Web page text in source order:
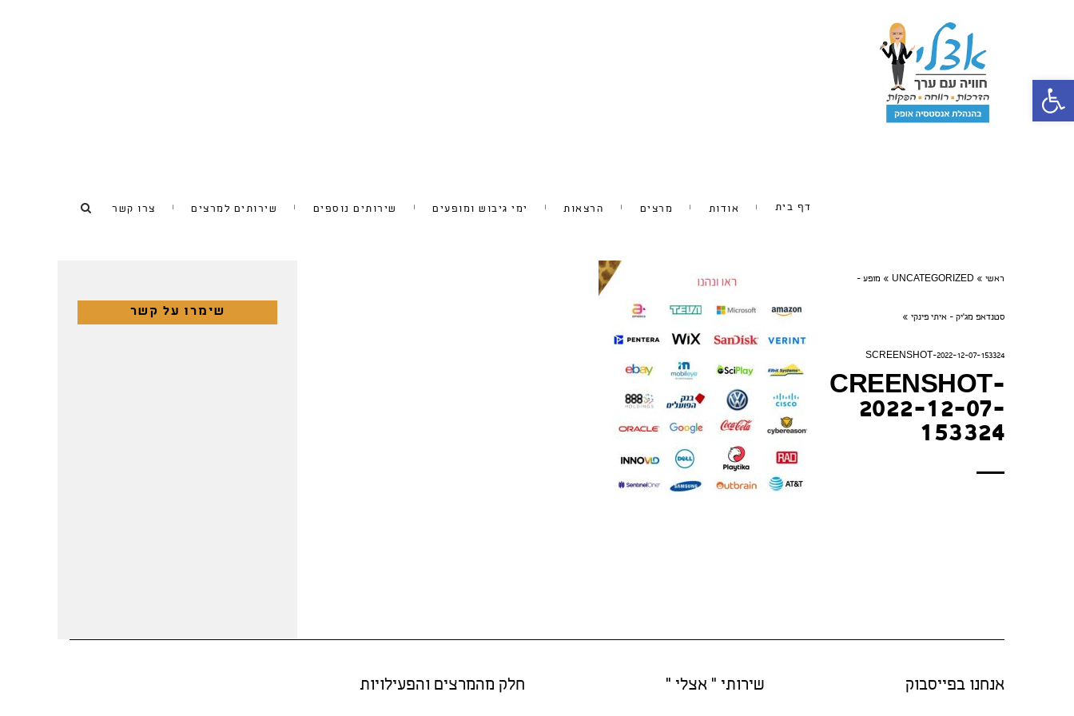
פתח סרגל נגישות
דף בית אודות מרצים הרצאות ימי גיבוש ומופעים שירותים נוספים שירותים למרצים צרו קשר
ראשי »
UNCATEGORIZED
» מופע -
סטנדאפ מג'יק - איתי פינקי »
SCREENSHOT-2022-12-07-153324
SCREENSHOT-
2022-12-07-
153324
שימרו על קשר
אנחנו בפייסבוק שירותי " אצלי " חלק מהמרצים והפעילויות